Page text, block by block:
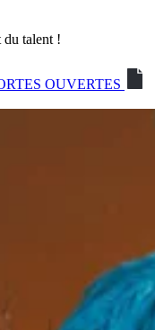
du talent !
OUVERTES